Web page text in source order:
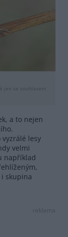
jen se souhlasem
a to nejen
lesy
velmi
například
skupina
reklama